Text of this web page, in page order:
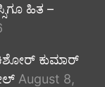
ಹಿತ –
ಕಿಶೋರ್ ಕುಮಾರ್
August 8,